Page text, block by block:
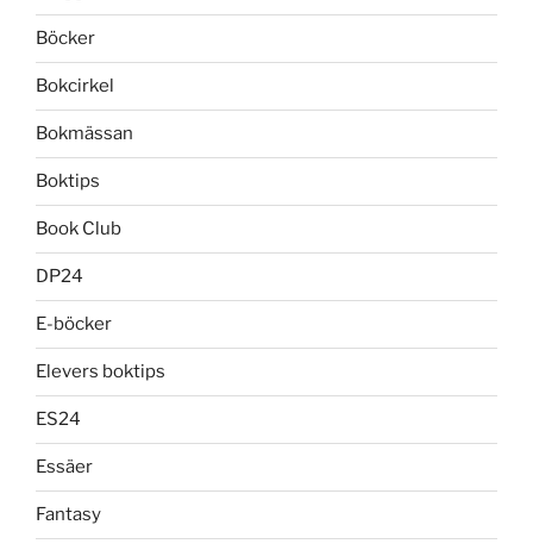
Böcker
Bokcirkel
Bokmässan
Boktips
Book Club
DP24
E-böcker
Elevers boktips
ES24
Essäer
Fantasy